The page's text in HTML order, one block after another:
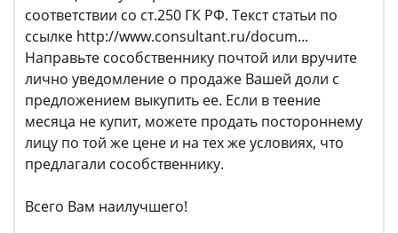
соответствии со ст.250 ГК РФ. Текст статьи по
ссылке http://www.consultant.ru/docum...
Направьте сособственнику почтой или вручите
лично уведомление о продаже Вашей доли с
предложением выкупить ее. Если в теение
месяца не купит, можете продать постороннему
лицу по той же цене и на тех же условиях, что
предлагали сособственнику.
Всего Вам наилучшего!